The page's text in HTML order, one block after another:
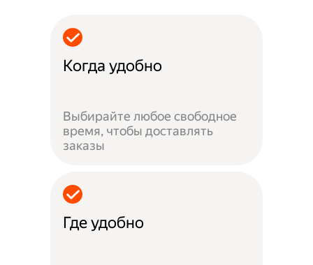
Когда удобно
Выбирайте любое свободное
время, чтобы доставлять
заказы
Где удобно